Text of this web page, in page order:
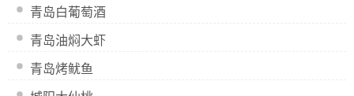
青岛白葡萄酒
青岛油焖大虾
青岛烤鱿鱼